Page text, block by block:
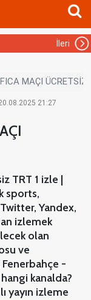
İleri
MAÇI ÜCRETSİZ
21:27
TRT 1 izle |
sports,
Yandex,
izlemek
olan
ve
-
kanalda?
yayın izleme